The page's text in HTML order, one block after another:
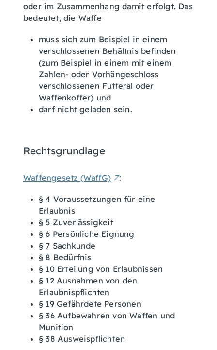
oder im Zusammenhang damit erfolgt. Das
bedeutet, die Waffe
muss sich zum Beispiel in einem
verschlossenen Behältnis befinden
(zum Beispiel in einem mit einem
Zahlen- oder Vorhängeschloss
verschlossenen Futteral oder
Waffenkoffer) und
darf nicht geladen sein.
Rechtsgrundlage
Waffengesetz (WaffG) :
§ 4 Voraussetzungen für eine
Erlaubnis
§ 5 Zuverlässigkeit
§ 6 Persönliche Eignung
§ 7 Sachkunde
§ 8 Bedürfnis
§ 10 Erteilung von Erlaubnissen
§ 12 Ausnahmen von den
Erlaubnispflichten
§ 19 Gefährdete Personen
§ 36 Aufbewahren von Waffen und
Munition
§ 38 Ausweispflichten